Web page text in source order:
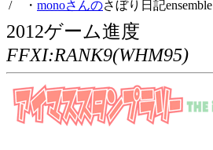
/ ・ monoさんのさぼり日記ensemble
2012ゲーム進度
FFXI:RANK9(WHM95)